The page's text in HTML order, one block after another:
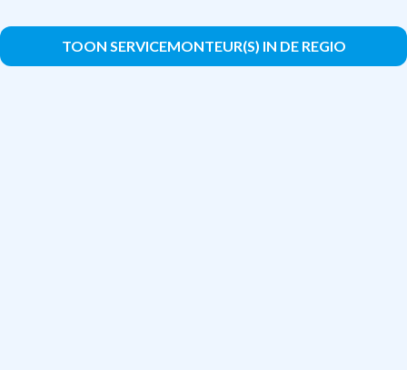
TOON SERVICEMONTEUR(S) IN DE REGIO